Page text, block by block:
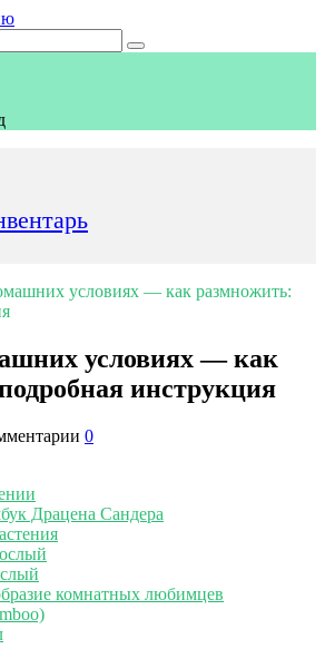
условиях — как размножить:
условиях — как
инструкция
0
Драцена Сандера
комнатных любимцев